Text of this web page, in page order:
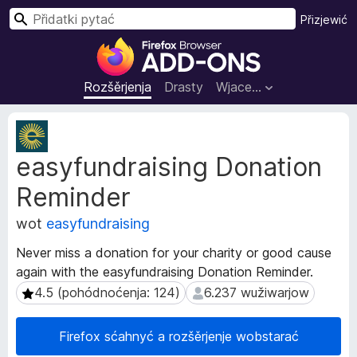
P
ř
i
d
k
i
i
r
e
f
o
x
Rozšěrjenja Drasty Wjace…
Přizjewić
P
easyfundraising Donation
Reminder
wot easyfundraising
Never miss a donation for your charity or good cause
again with the easyfundraising Donation Reminder.
4.5 (pohódnoćenja: 124)
4.5 (pohódnoćenja: 124) 6.237 wužiwarjow
6.237 wužiwarjow
Firefox sćahnyć a rozšěrjenje wobstarać
M
e
t
a
d
a
t
y
r
o
z